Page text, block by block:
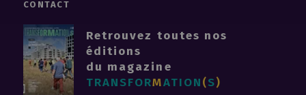
CONTACT
Retrouvez toutes nos
éditions
du magazine
TRANSFORMATION(S)